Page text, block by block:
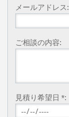
メールアドレス:
ご相談の内容:
見積り希望日 *: